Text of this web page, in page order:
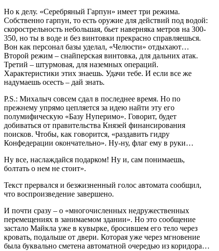
Но к делу. «Серебряный Гарпун» имеет три режима.
Собственно гарпун, то есть оружие для действий под водой:
скорострельность небольшая, бьет наверняка метров на 300-
350, но ты в воде и без винтовки прекрасно справляешься.
Вон как персонал базы уделал, «Челюсти» отдыхают…
Второй режим – снайперская винтовка, для дальних атак.
Третий – штурмовая, для наземных операций.
Характеристики этих знаешь. Удачи тебе. И если все же
надумаешь осесть – дай знать.
P.S.: Михалыч совсем сдал в последнее время. Но по
прежнему упрямо цепляется за идею найти эту его
полумифическую «Базу Нуперимо». Говорит, будет
добиваться от правительства Князей финансирования
поисков. Чтобы, как говорится, «раздавить гидру
Конфедерации окончательно». Ну-ну, флаг ему в руки…
Ну все, наслаждайся подарком! Ну и, сам понимаешь,
болтать о нем не стоит».
Текст прервался и безжизненный голос автомата сообщил,
что воспроизведение завершено.
И почти сразу – о «многочисленных недружественных
перемещениях в занимаемом здании». Но это сообщение
застало Майкла уже в кувырке, бросившем его тело через
кровать, подальше от двери. Которая уже через мгновение
была буквально сметена автоматной очередью из коридора…